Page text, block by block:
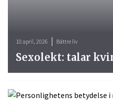
10 april, 2026 Bättre liv
Sexolekt: talar